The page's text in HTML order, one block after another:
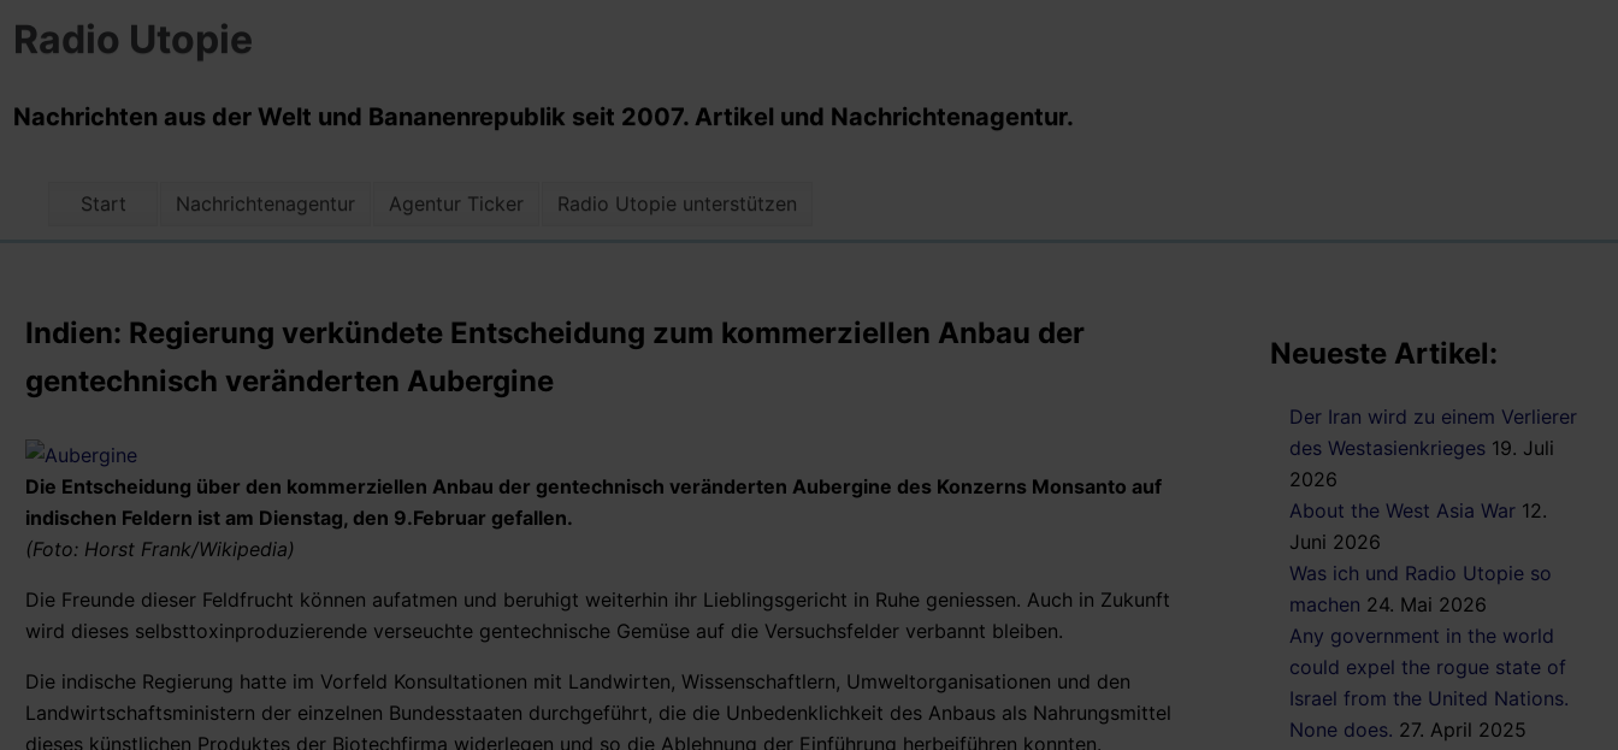
Radio Utopie
Nachrichten aus der Welt und Bananenrepublik seit 2007. Artikel und Nachrichtenagentur.
Start Nachrichtenagentur Agentur Ticker Radio Utopie unterstützen
Indien: Regierung verkündete Entscheidung zum kommerziellen Anbau der
gentechnisch veränderten Aubergine
Die Entscheidung über den kommerziellen Anbau der gentechnisch veränderten Aubergine des Konzerns Monsanto auf
indischen Feldern ist am Dienstag, den 9.Februar gefallen.
(Foto: Horst Frank/Wikipedia)
Die Freunde dieser Feldfrucht können aufatmen und beruhigt weiterhin ihr Lieblingsgericht in Ruhe geniessen. Auch in Zukunft
wird dieses selbsttoxinproduzierende verseuchte gentechnische Gemüse auf die Versuchsfelder verbannt bleiben.
Die indische Regierung hatte im Vorfeld Konsultationen mit Landwirten, Wissenschaftlern, Umweltorganisationen und den
Landwirtschaftsministern der einzelnen Bundesstaaten durchgeführt, die die Unbedenklichkeit des Anbaus als Nahrungsmittel
dieses künstlichen Produktes der Biotechfirma widerlegen und so die Ablehnung der Einführung herbeiführen konnten.
Neueste Artikel:
Der Iran wird zu einem Verlierer
des Westasienkrieges 19. Juli
2026
About the West Asia War 12.
Juni 2026
Was ich und Radio Utopie so
machen 24. Mai 2026
Any government in the world
could expel the rogue state of
Israel from the United Nations.
None does. 27. April 2025